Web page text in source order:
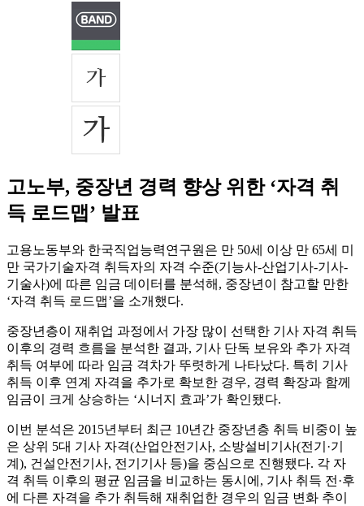
고노부, 중장년 경력 향상 위한 ‘자격 취
득 로드맵’ 발표
고용노동부와 한국직업능력연구원은 만 50세 이상 만 65세 미
만 국가기술자격 취득자의 자격 수준(기능사-산업기사-기사-
기술사)에 따른 임금 데이터를 분석해, 중장년이 참고할 만한
‘자격 취득 로드맵’을 소개했다.
중장년층이 재취업 과정에서 가장 많이 선택한 기사 자격 취득
이후의 경력 흐름을 분석한 결과, 기사 단독 보유와 추가 자격
취득 여부에 따라 임금 격차가 뚜렷하게 나타났다. 특히 기사
취득 이후 연계 자격을 추가로 확보한 경우, 경력 확장과 함께
임금이 크게 상승하는 ‘시너지 효과’가 확인됐다.
이번 분석은 2015년부터 최근 10년간 중장년층 취득 비중이 높
은 상위 5대 기사 자격(산업안전기사, 소방설비기사(전기·기
계), 건설안전기사, 전기기사 등)을 중심으로 진행됐다. 각 자
격 취득 이후의 평균 임금을 비교하는 동시에, 기사 취득 전·후
에 다른 자격을 추가 취득해 재취업한 경우의 임금 변화 추이